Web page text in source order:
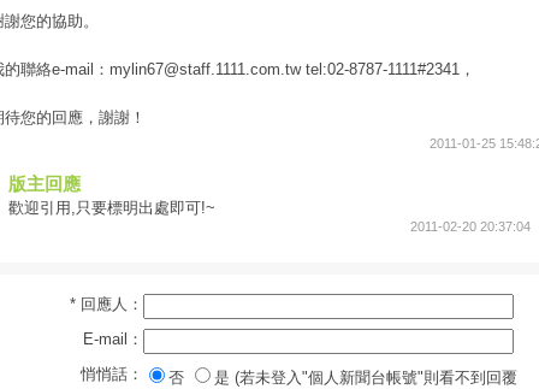
謝您的協助。
的聯絡e-mail：mylin67@staff.1111.com.tw tel:02-8787-1111#2341，
待您的回應，謝謝！
2011-01-25
版主回應
歡迎引用,只要標明出處即可!~
2011-02-20 20:37:04
* 回應人：
E-mail：
悄悄話：
否
是 (若未登入"個人新聞台帳號"則看不到回覆